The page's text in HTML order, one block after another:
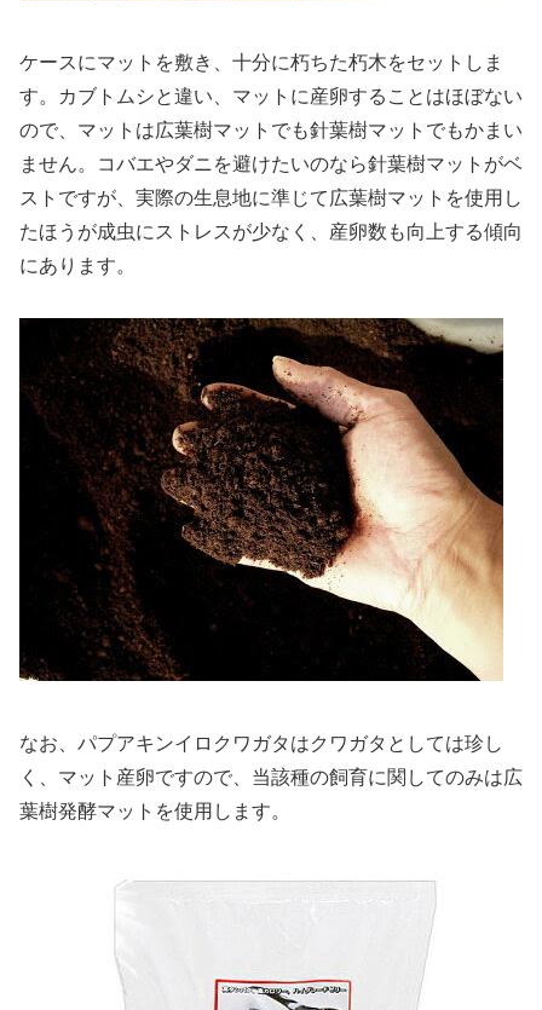
ケースにマットを敷き、十分に朽ちた朽木をセットしま
す。カブトムシと違い、マットに産卵することはほぼない
ので、マットは広葉樹マットでも針葉樹マットでもかまい
ません。コバエやダニを避けたいのなら針葉樹マットがベ
ストですが、実際の生息地に準じて広葉樹マットを使用し
たほうが成虫にストレスが少なく、産卵数も向上する傾向
にあります。
なお、パプアキンイロクワガタはクワガタとしては珍し
く、マット産卵ですので、当該種の飼育に関してのみは広
葉樹発酵マットを使用します。